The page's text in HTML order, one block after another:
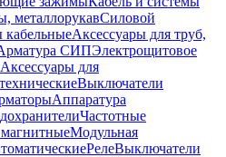
металлорукавСиловой
кабельныеАксессуары для труб,
СИПЭлектрощитовое
Аксессуары для
Выключатели
Аппаратура
Частотные
Модульная
РелеВыключатели